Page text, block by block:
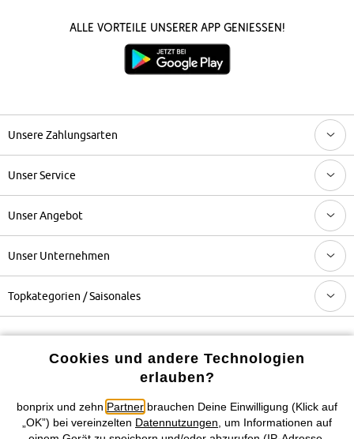
Alle Vorteile unserer App genießen!
Unsere Zahlungsarten
Unser Service
Unser Angebot
Unser Unternehmen
Topkategorien / Saisonales
Preisangaben inkl. gesetzl. MwSt. und zzgl.Service- &
Versandkosten
Cookies und andere Technologien
erlauben?
bonprix und zehn Partner brauchen Deine Einwilligung (Klick auf
„OK”) bei vereinzelten Datennutzungen , um Informationen auf